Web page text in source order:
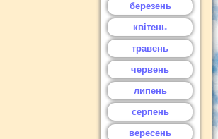
березень
квітень
травень
червень
липень
серпень
вересень